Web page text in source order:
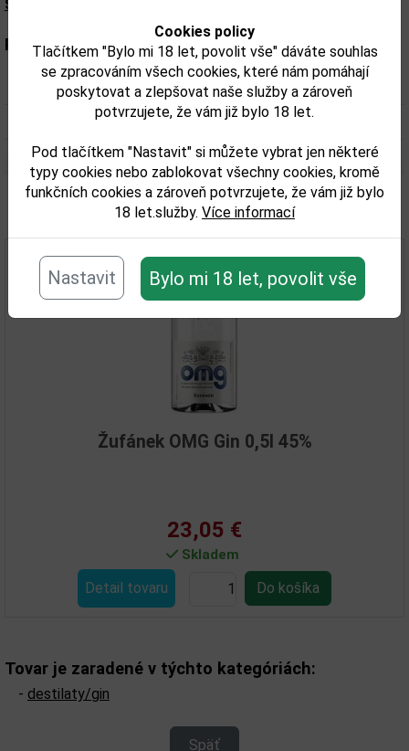
Cookies policy
Tlačítkem "Bylo mi 18 let, povolit vše" dáváte souhlas
se zpracováním všech cookies, které nám pomáhají
poskytovat a zlepšovat naše služby a zároveň
potvrzujete, že vám již bylo 18 let.
Pod tlačítkem "Nastavit" si můžete vybrat jen některé
typy cookies nebo zablokovat všechny cookies, kromě
funkčních cookies a zároveň potvrzujete, že vám již bylo
18 let.služby. Více informací
Nastavit Bylo mi 18 let, povolit vše
Skontrolujte prosím pred konzumáciou.
Parametry:
Obsah alkoholu obj. %: 43,4%
Objem obalu (L): 1
Související zboží
Žufánek OMG Gin 0,5l 45%
23,05 €
Skladem
Detail tovaru
Tovar je zaradené v týchto kategóriách:
- destilaty/gin
Späť